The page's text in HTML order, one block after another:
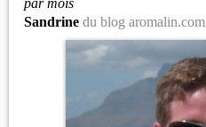
par mois
Sandrine du blog aromalin.com